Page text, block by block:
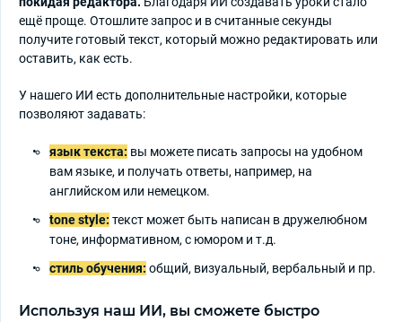
ещё проще. Отошлите запрос и в считанные секунды
получите готовый текст, который можно редактировать или
оставить, как есть.
У нашего ИИ есть дополнительные настройки, которые
позволяют задавать:
язык текста: вы можете писать запросы на удобном
вам языке, и получать ответы, например, на
английском или немецком.
tone style: текст может быть написан в дружелюбном
тоне, информативном, с юмором и т.д.
стиль обучения: общий, визуальный, вербальный и пр.
Используя наш ИИ, вы сможете быстро